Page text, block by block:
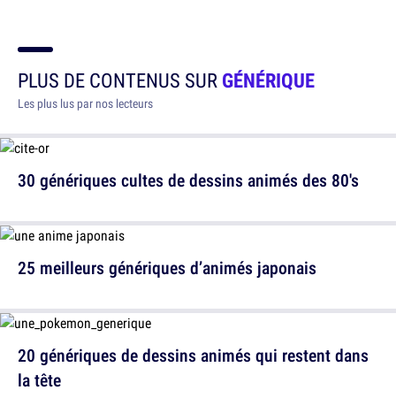
PLUS DE CONTENUS SURGÉNÉRIQUE
Les plus lus par nos lecteurs
30 génériques cultes de dessins animés des 80's
20 génériques de dessins animés qui restent dans
la tête
25 meilleurs génériques d’animés japonais